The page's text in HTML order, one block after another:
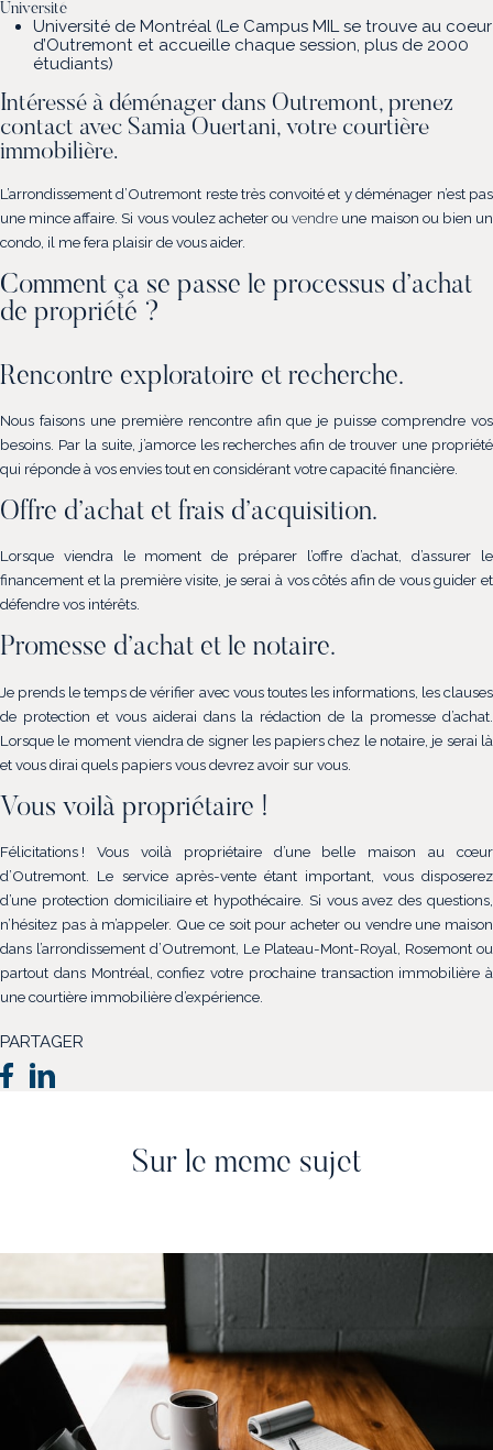
Université
Université de Montréal (Le Campus MIL se trouve au coeur
d’Outremont et accueille chaque session, plus de 2000
étudiants)
Intéressé à déménager dans Outremont, prenez
contact avec Samia Ouertani, votre courtière
immobilière.
L’arrondissement d’Outremont reste très convoité et y déménager n’est pas
une mince affaire. Si vous voulez acheter ouvendre une maison ou bien un
condo, il me fera plaisir de vous aider.
Comment ça se passe le processus d’achat
de propriété ?
Rencontre exploratoire et recherche.
Nous faisons une première rencontre afin que je puisse comprendre vos
besoins. Par la suite, j’amorce les recherches afin de trouver une propriété
qui réponde à vos envies tout en considérant votre capacité financière.
Offre d’achat et frais d’acquisition.
Lorsque viendra le moment de préparer l’offre d’achat, d’assurer le
financement et la première visite, je serai à vos côtés afin de vous guider et
défendre vos intérêts.
Promesse d’achat et le notaire.
Je prends le temps de vérifier avec vous toutes les informations, les clauses
de protection et vous aiderai dans la rédaction de la promesse d’achat.
Lorsque le moment viendra de signer les papiers chez le notaire, je serai là
et vous dirai quels papiers vous devrez avoir sur vous.
Vous voilà propriétaire !
Félicitations ! Vous voilà propriétaire d’une belle maison au cœur
d’Outremont. Le service après-vente étant important, vous disposerez
d’une protection domiciliaire et hypothécaire. Si vous avez des questions,
n’hésitez pas à m’appeler. Que ce soit pour acheter ou vendre une maison
dans l’arrondissement d’Outremont, Le Plateau-Mont-Royal, Rosemont ou
partout dans Montréal, confiez votre prochaine transaction immobilière à
une courtière immobilière d’expérience.
PARTAGER
Sur le meme sujet